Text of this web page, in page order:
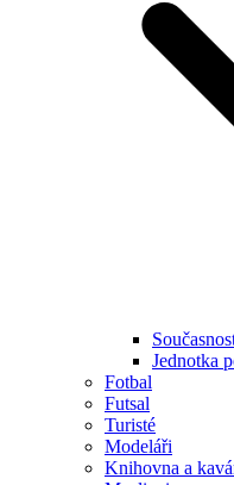
Jednotka
Fotbal
Futsal
Turisté
Modeláři
Knihovna a